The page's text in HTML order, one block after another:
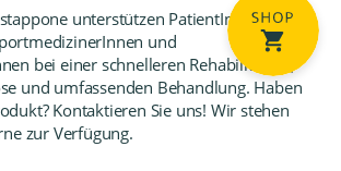
stappone unterstützen PatientInnen,
und
bei einer schnelleren Rehabilitation,
und umfassenden Behandlung. Haben
Kontaktieren Sie uns! Wir stehen
zur Verfügung.